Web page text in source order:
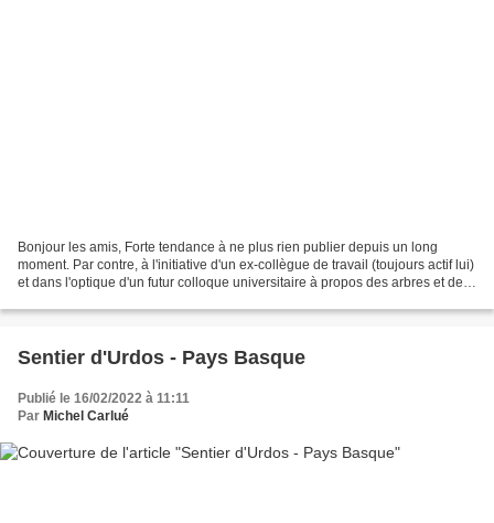
Bonjour les amis, Forte tendance à ne plus rien publier depuis un long
moment. Par contre, à l'initiative d'un ex-collègue de travail (toujours actif lui)
et dans l'optique d'un futur colloque universitaire à propos des arbres et de
Sentier d'Urdos - Pays Basque
Publié le 16/02/2022 à 11:11
Par Michel Carlué